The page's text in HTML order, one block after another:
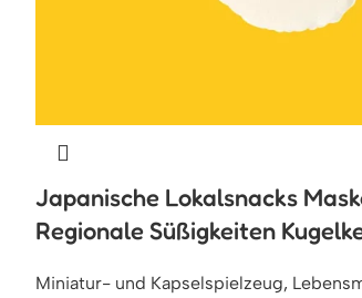
Japanische Lokalsnacks
Regionale Süßigkeiten
Miniatur- und Kapselspielzeug,